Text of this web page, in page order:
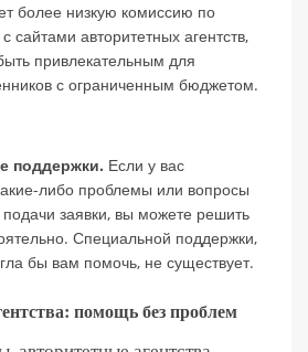
более низкую комиссию по
сайтами авторитетных агентств,
привлекательным для
с ограниченным бюджетом.
поддержки. Если у вас
либо проблемы или вопросы
заявки, вы можете решить
Специальной поддержки,
бы вам помочь, не существует.
помощь без проблем